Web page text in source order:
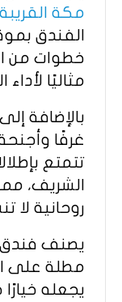
مكة القريبة من
الفندق
خطوات من
مثاليًا
بالإضافة
غرفًا
تتمتع
الشريف،
روحانية لا
يصنف فندق
مطلة على
يجعله خيارًا